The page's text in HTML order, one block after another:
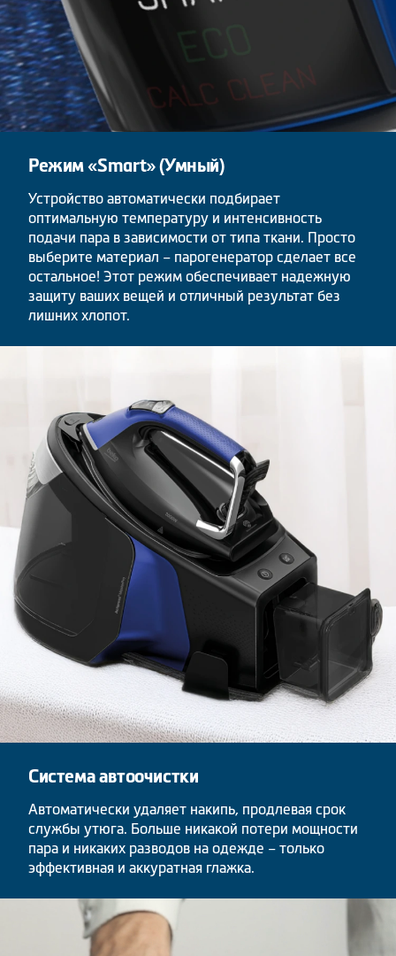
Режим «Smart» (Умный)
Устройство автоматически подбирает
оптимальную температуру и интенсивность
подачи пара в зависимости от типа ткани. Просто
выберите материал – парогенератор сделает все
остальное! Этот режим обеспечивает надежную
защиту ваших вещей и отличный результат без
лишних хлопот.
Система автоочистки
Автоматически удаляет накипь, продлевая срок
службы утюга. Больше никакой потери мощности
пара и никаких разводов на одежде – только
эффективная и аккуратная глажка.